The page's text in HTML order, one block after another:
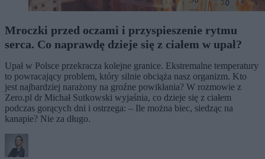
Mroczki przed oczami i przyspieszenie rytmu
serca. Co naprawdę dzieje się z ciałem w upał?
Upał w Polsce przekracza kolejne granice. Ekstremalne temperatury
to powracający problem, który silnie obciąża nasz organizm. Kto
jest najbardziej narażony na groźne powikłania? W rozmowie z
Zero.pl dr Michał Sutkowski wyjaśnia, co dzieje się z ciałem
podczas gorących dni i ostrzega: – Ile można biec, siedząc na
kanapie? Nie za długo.